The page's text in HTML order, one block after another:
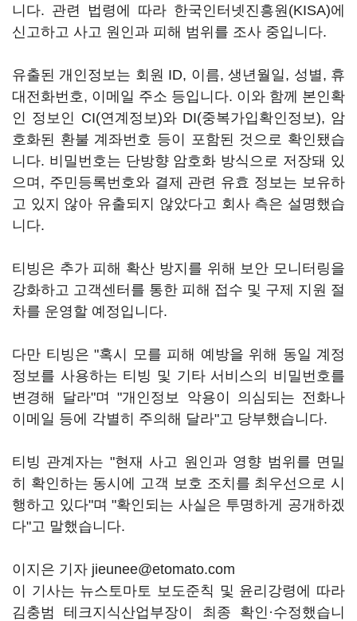
니다. 관련 법령에 따라 한국인터넷진흥원(KISA)에
신고하고 사고 원인과 피해 범위를 조사 중입니다.
유출된 개인정보는 회원 ID, 이름, 생년월일, 성별, 휴
대전화번호, 이메일 주소 등입니다. 이와 함께 본인확
인 정보인 CI(연계정보)와 DI(중복가입확인정보), 암
호화된 환불 계좌번호 등이 포함된 것으로 확인됐습
니다. 비밀번호는 단방향 암호화 방식으로 저장돼 있
으며, 주민등록번호와 결제 관련 유효 정보는 보유하
고 있지 않아 유출되지 않았다고 회사 측은 설명했습
니다.
티빙은 추가 피해 확산 방지를 위해 보안 모니터링을
강화하고 고객센터를 통한 피해 접수 및 구제 지원 절
차를 운영할 예정입니다.
다만 티빙은 "혹시 모를 피해 예방을 위해 동일 계정
정보를 사용하는 티빙 및 기타 서비스의 비밀번호를
변경해 달라"며 "개인정보 악용이 의심되는 전화나
이메일 등에 각별히 주의해 달라"고 당부했습니다.
티빙 관계자는 "현재 사고 원인과 영향 범위를 면밀
히 확인하는 동시에 고객 보호 조치를 최우선으로 시
행하고 있다"며 "확인되는 사실은 투명하게 공개하겠
다"고 말했습니다.
이지은 기자 jieunee@etomato.com
이 기사는 뉴스토마토 보도준칙 및 윤리강령에 따라
김충범 테크지식산업부장이 최종 확인·수정했습니